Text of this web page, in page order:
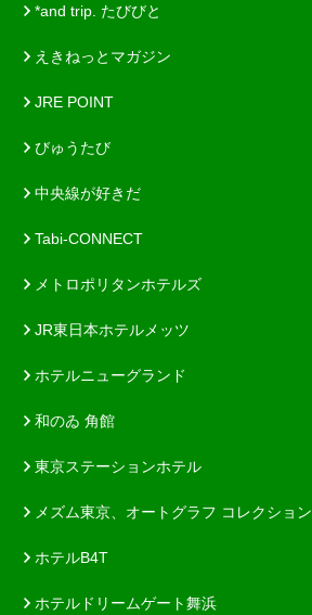
*and trip. たびびと
えきねっとマガジン
JRE POINT
びゅうたび
中央線が好きだ
Tabi-CONNECT
メトロポリタンホテルズ
JR東日本ホテルメッツ
ホテルニューグランド
和のゐ 角館
東京ステーションホテル
メズム東京、オートグラフ コレクション
ホテルB4T
ホテルドリームゲート舞浜